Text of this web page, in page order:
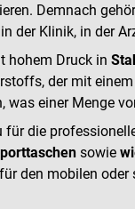
Demnach
der Klinik, in der
hohem Druck in
der mit
was einer Menge
für die
sowie
den mobilen